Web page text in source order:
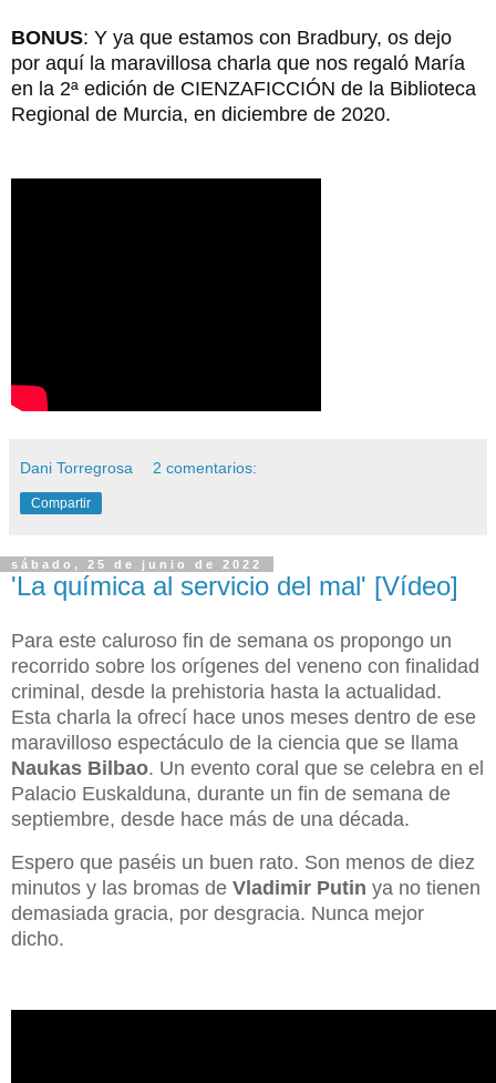
BONUS: Y ya que estamos con Bradbury, os dejo
por aquí la maravillosa charla que nos regaló María
en la 2ª edición de CIENZAFICCIÓN de la Biblioteca
Regional de Murcia, en diciembre de 2020.
Dani Torregrosa 2 comentarios:
Compartir
sábado, 25 de junio de 2022
'La química al servicio del mal' [Vídeo]
Para este caluroso fin de semana os propongo un
recorrido sobre los orígenes del veneno con finalidad
criminal, desde la prehistoria hasta la actualidad.
Esta charla la ofrecí hace unos meses dentro de ese
maravilloso espectáculo de la ciencia que se llama
Naukas Bilbao. Un evento coral que se celebra en el
Palacio Euskalduna, durante un fin de semana de
septiembre, desde hace más de una década.
Espero que paséis un buen rato. Son menos de diez
minutos y las bromas de Vladimir Putin ya no tienen
demasiada gracia, por desgracia. Nunca mejor
dicho.